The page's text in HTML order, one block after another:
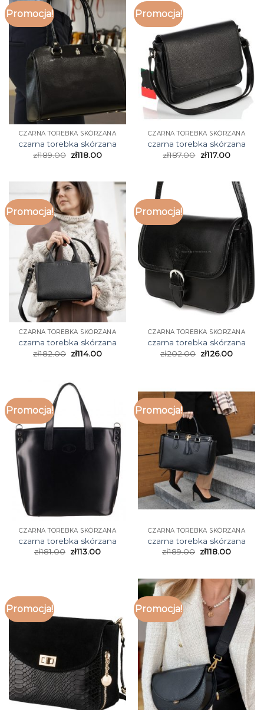
Promocja!
CZARNA TOREBKA SKÓRZANA
czarna torebka skórzana
zł189.00 zł118.00
Promocja!
CZARNA TOREBKA SKÓRZANA
czarna torebka skórzana
zł187.00 zł117.00
Promocja!
CZARNA TOREBKA SKÓRZANA
czarna torebka skórzana
zł182.00 zł114.00
Promocja!
CZARNA TOREBKA SKÓRZANA
czarna torebka skórzana
zł202.00 zł126.00
Promocja!
CZARNA TOREBKA SKÓRZANA
czarna torebka skórzana
zł181.00 zł113.00
Promocja!
CZARNA TOREBKA SKÓRZANA
czarna torebka skórzana
zł189.00 zł118.00
Promocja! Promocja!